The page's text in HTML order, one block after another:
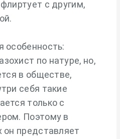
с другим,
особенность:
по натуре, но,
в обществе,
себя такие
только с
Поэтому в
он представляет